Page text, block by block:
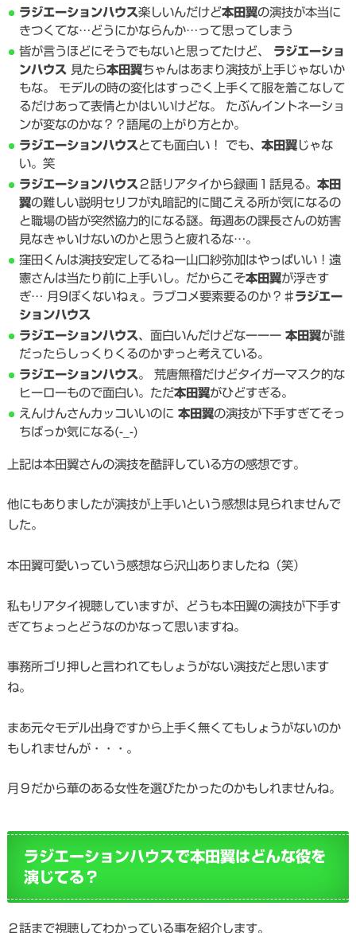
ラジエーションハウス楽しいんだけど本田翼の演技が本当に
きつくてな…どうにかならんか…って思ってしまう
皆が言うほどにそうでもないと思ってたけど、 ラジエーショ
ンハウス 見たら本田翼ちゃんはあまり演技が上手じゃないか
もな。 モデルの時の変化はすっごく上手くて服を着こなして
るだけあって表情とかはいいけどな。 たぶんイントネーショ
ンが変なのかな？？語尾の上がり方とか。
ラジエーションハウスとても面白い！ でも、本田翼じゃな
い。笑
ラジエーションハウス２話リアタイから録画１話見る。本田
翼の難しい説明セリフが丸暗記的に聞こえる所が気になるの
と職場の皆が突然協力的になる謎。毎週あの課長さんの妨害
見なきゃいけないのかと思うと疲れるな…。
窪田くんは演技安定してるねー山口紗弥加はやっぱいい！遠
憲さんは当たり前に上手いし。だからこそ本田翼が浮きす
ぎ… 月9ぽくないねぇ。ラブコメ要素要るのか？♯ラジエー
ションハウス
ラジエーションハウス、面白いんだけどなーーー本田翼が誰
だったらしっくりくるのかずっと考えている。
ラジエーションハウス。 荒唐無稽だけどタイガーマスク的な
ヒーローもので面白い。ただ本田翼がひどすぎる。
えんけんさんカッコいいのに本田翼の演技が下手すぎてそっ
ちばっか気になる(-_-)
上記は本田翼さんの演技を酷評している方の感想です。
他にもありましたが演技が上手いという感想は見られませんで
した。
本田翼可愛いっていう感想なら沢山ありましたね（笑）
私もリアタイ視聴していますが、どうも本田翼の演技が下手す
ぎてちょっとどうなのかなって思いますね。
事務所ゴリ押しと言われてもしょうがない演技だと思います
ね。
まあ元々モデル出身ですから上手く無くてもしょうがないのか
もしれませんが・・・。
月９だから華のある女性を選びたかったのかもしれませんね。
ラジエーションハウスで本田翼はどんな役を
演じてる？
２話まで視聴してわかっている事を紹介します。